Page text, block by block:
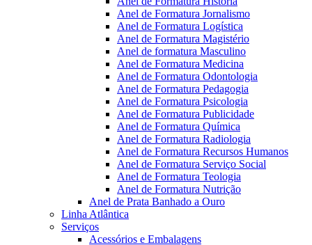
Anel de Formatura Jornalismo
Anel de Formatura Logística
Anel de Formatura Magistério
Anel de formatura Masculino
Anel de Formatura Medicina
Anel de Formatura Odontologia
Anel de Formatura Pedagogia
Anel de Formatura Psicologia
Anel de Formatura Publicidade
Anel de Formatura Química
Anel de Formatura Radiologia
Anel de Formatura Recursos Humanos
Anel de Formatura Serviço Social
Anel de Formatura Teologia
Anel de Formatura Nutrição
Anel de Prata Banhado a Ouro
Linha Atlântica
Serviços
Acessórios e Embalagens